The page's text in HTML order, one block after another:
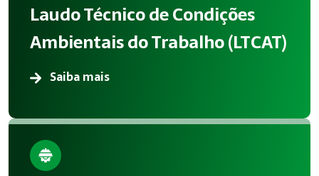
Laudo Técnico de Condições
Ambientais do Trabalho (LTCAT)
Saiba mais